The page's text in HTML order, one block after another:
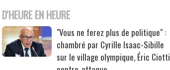
D'HEURE EN HEURE
"Vous ne ferez plus de politique" :
chambré par Cyrille Isaac-Sibille
sur le village olympique, Éric Ciotti